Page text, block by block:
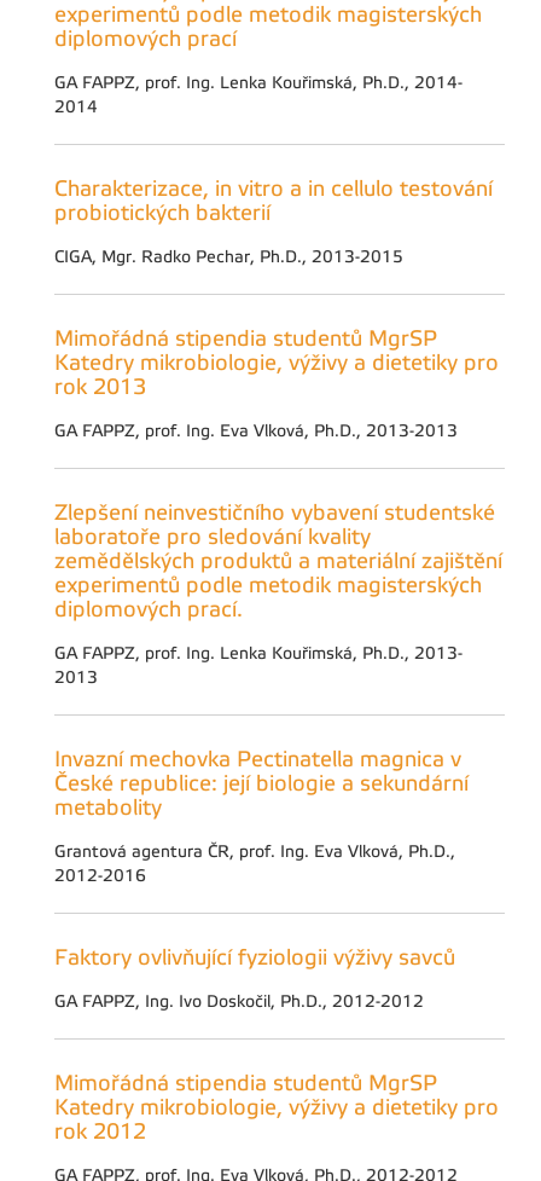
experimentů podle metodik magisterských
diplomových prací
GA FAPPZ, prof. Ing. Lenka Kouřimská, Ph.D., 2014-
2014
Charakterizace, in vitro a in cellulo testování
probiotických bakterií
CIGA, Mgr. Radko Pechar, Ph.D., 2013-2015
Mimořádná stipendia studentů MgrSP
Katedry mikrobiologie, výživy a dietetiky pro
rok 2013
GA FAPPZ, prof. Ing. Eva Vlková, Ph.D., 2013-2013
Zlepšení neinvestičního vybavení studentské
laboratoře pro sledování kvality
zemědělských produktů a materiální zajištění
experimentů podle metodik magisterských
diplomových prací.
GA FAPPZ, prof. Ing. Lenka Kouřimská, Ph.D., 2013-
2013
Invazní mechovka Pectinatella magnica v
České republice: její biologie a sekundární
metabolity
Grantová agentura ČR, prof. Ing. Eva Vlková, Ph.D.,
2012-2016
Faktory ovlivňující fyziologii výživy savců
GA FAPPZ, Ing. Ivo Doskočil, Ph.D., 2012-2012
Mimořádná stipendia studentů MgrSP
Katedry mikrobiologie, výživy a dietetiky pro
rok 2012
GA FAPPZ, prof. Ing. Eva Vlková, Ph.D., 2012-2012